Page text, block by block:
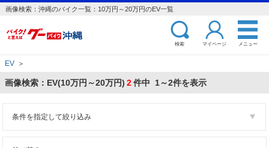
画像検索：沖縄のバイク一覧：10万円～20万円のEV一覧
検索 マイページ メニュー
EV ＞
画像検索：EV(10万円～20万円) 2件中 1～2件を表示
条件を指定して絞り込み